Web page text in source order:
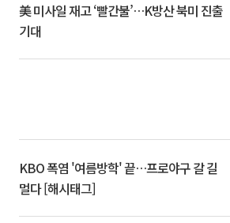
美 미사일 재고 ‘빨간불’…K방산 북미 진출
기대
KBO 폭염 '여름방학' 끝…프로야구 갈 길
멀다 [해시태그]